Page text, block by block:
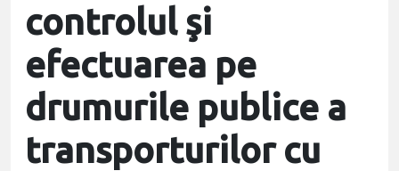
controlul şi
efectuarea pe
drumurile publice a
transporturilor cu